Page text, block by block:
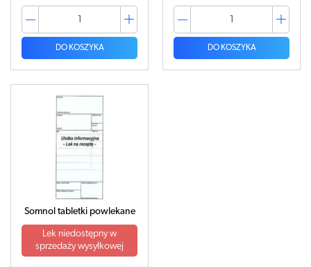
DO KOSZYKA DO KOSZYKA
Somnol tabletki powlekane
Lek niedostępny w
sprzedaży wysyłkowej